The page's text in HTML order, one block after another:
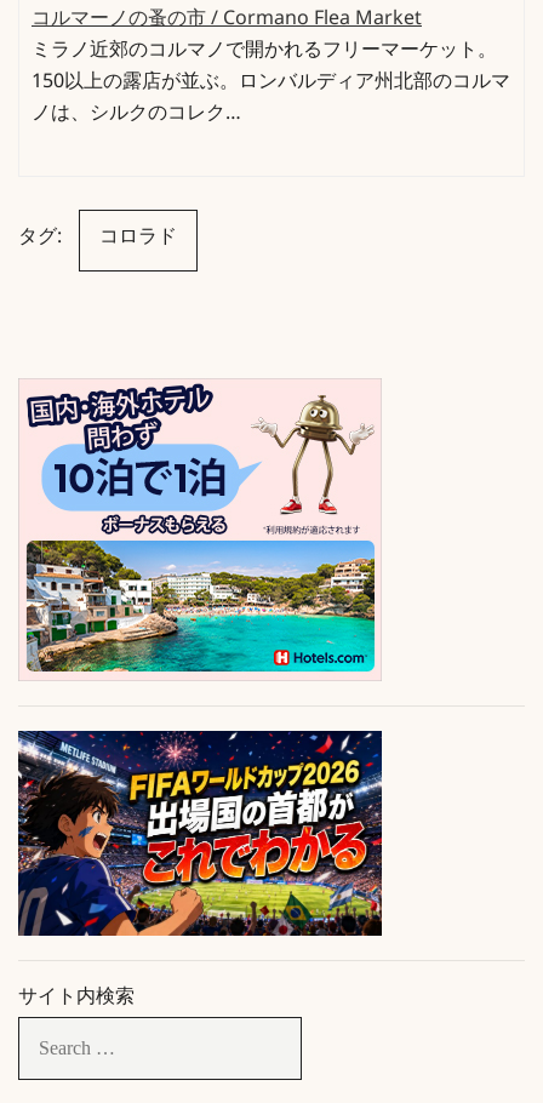
コルマーノの蚤の市 / Cormano Flea Market
ミラノ近郊のコルマノで開かれるフリーマーケット。
150以上の露店が並ぶ。ロンバルディア州北部のコルマ
ノは、シルクのコレク…
タグ: コロラド
サイト内検索